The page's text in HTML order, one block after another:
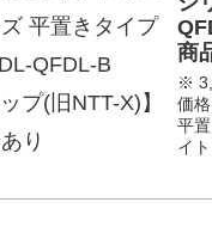
商
※
価
平
イ